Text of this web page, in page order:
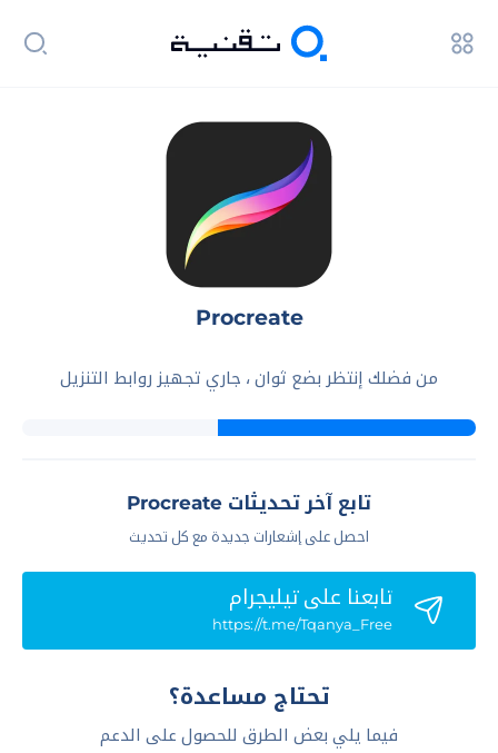
Procreate
من فضلك إنتظر بضع ثوان ، جاري تجهيز روابط التنزيل
تابع آخر تحديثات Procreate
احصل على إشعارات جديدة مع كل تحديث
تابعنا علي تيليجرام
https://t.me/Tqanya_Free
تحتاج مساعدة؟
فيما يلي بعض الطرق للحصول على الدعم